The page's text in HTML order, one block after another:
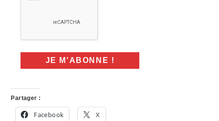
Partager :
Facebook X